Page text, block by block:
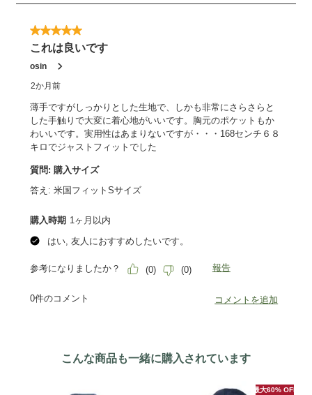
こんな商品も一緒に購入されています
最大60% OFF